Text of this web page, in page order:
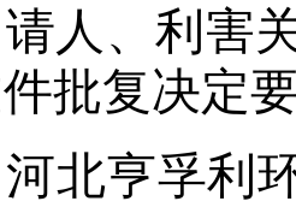
人、利害
批复决定
河北亨孚利